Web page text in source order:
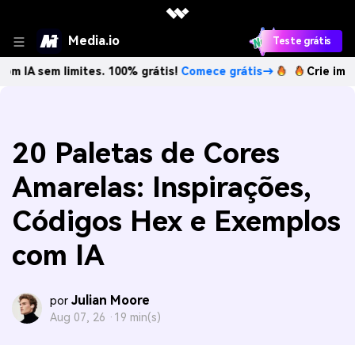
Media.io Teste grátis
limites. 100% grátis!Comece grátis→ Crie imagens
20 Paletas de Cores
Amarelas: Inspirações,
Códigos Hex e Exemplos
com IA
por Julian Moore
Aug 07, 26 · 19 min(s)